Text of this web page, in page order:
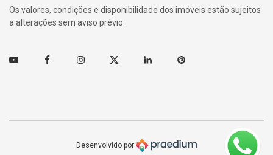
Os valores, condições e disponibilidade dos imóveis estão sujeitos
a alterações sem aviso prévio.
Youtube FacebookInstagramTwitter Linkedin Pinterest
Desenvolvido por